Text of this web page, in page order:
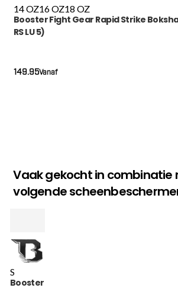
14 OZ16 OZ18 OZ
Booster Fight Gear Rapid Strike
RS LU 5)
Vanaf
149.95
Vaak gekocht in combinatie
volgende
S
Booster